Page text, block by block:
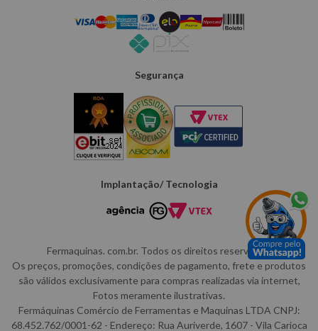
Segurança
Implantação/ Tecnologia
Fermaquinas. com.br. Todos os direitos reservados.
Os preços, promoções, condições de pagamento, frete e produtos
são válidos exclusivamente para compras realizadas via internet,
Fotos meramente ilustrativas.
Fermáquinas Comércio de Ferramentas e Maquinas LTDA CNPJ:
68.452.762/0001-62 - Endereço: Rua Auriverde, 1607 - Vila Carioca